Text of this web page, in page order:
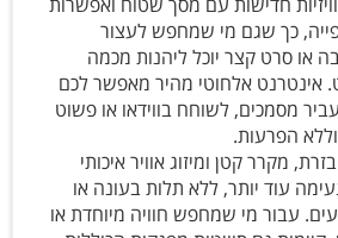
כך שגם מי שמחפש לעצור
או סרט קצר יוכל ליהנות מכמה
אינטרנט אלחוטי מהיר מאפשר לכם
מסמכים, לשוחח בווידאו או פשוט
הפרעות.
מקרר קטן ומיזוג אוויר איכותי
עוד יותר, ללא תלות בעונה או
עבור מי שמחפש חוויה מיוחדת או